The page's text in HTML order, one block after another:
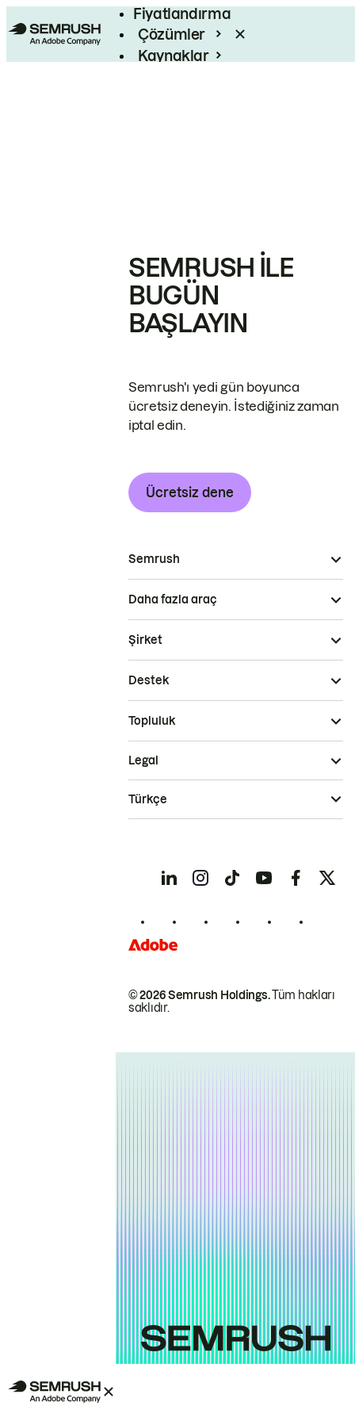
Fiyatlandırma
Çözümler
Kaynaklar
SEMRUSH ILE
BUGÜN
BAŞLAYIN
Semrush'ı yedi gün boyunca
ücretsiz deneyin. İstediğiniz zaman
iptal edin.
Ücretsiz dene
Semrush
Daha fazla araç
Şirket
Destek
Topluluk
© 2026 Semrush Holdings.Tüm hakları
saklıdır.
Legal
Türkçe